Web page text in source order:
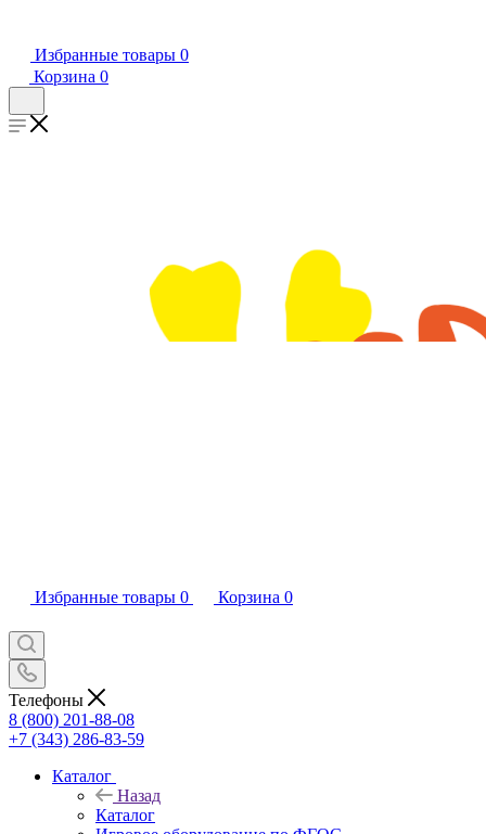
Избранные товары 0
Корзина 0
Избранные товары 0 Корзина 0
Телефоны
8 (800) 201-88-08
+7 (343) 286-83-59
Каталог
Назад
Каталог